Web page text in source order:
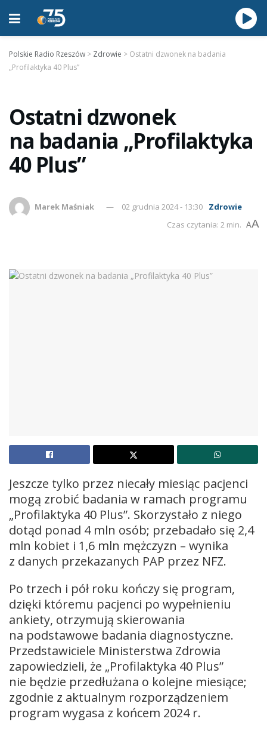
Polskie Radio Rzeszów > Zdrowie > Ostatni dzwonek na badania
„Profilaktyka 40 Plus”
Ostatni dzwonek
na badania „Profilaktyka
40 Plus”
Marek Maśniak 02 grudnia 2024 - 13:30
Zdrowie
Czas czytania: 2 min. AA
Jeszcze tylko przez niecały miesiąc pacjenci
mogą zrobić badania w ramach programu
„Profilaktyka 40 Plus”. Skorzystało z niego
dotąd ponad 4 mln osób; przebadało się 2,4
mln kobiet i 1,6 mln mężczyzn – wynika
z danych przekazanych PAP przez NFZ.
Po trzech i pół roku kończy się program,
dzięki któremu pacjenci po wypełnieniu
ankiety, otrzymują skierowania
na podstawowe badania diagnostyczne.
Przedstawiciele Ministerstwa Zdrowia
zapowiedzieli, że „Profilaktyka 40 Plus”
nie będzie przedłużana o kolejne miesiące;
zgodnie z aktualnym rozporządzeniem
program wygasa z końcem 2024 r.